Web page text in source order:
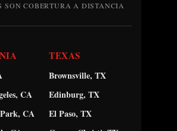
SON COBERTURA A DISTANCIA
CA
CA
TEXAS
Brownsville, TX
Edinburg, TX
El Paso, TX